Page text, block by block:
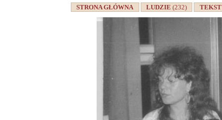
STRONA GŁÓWNA LUDZIE(232)